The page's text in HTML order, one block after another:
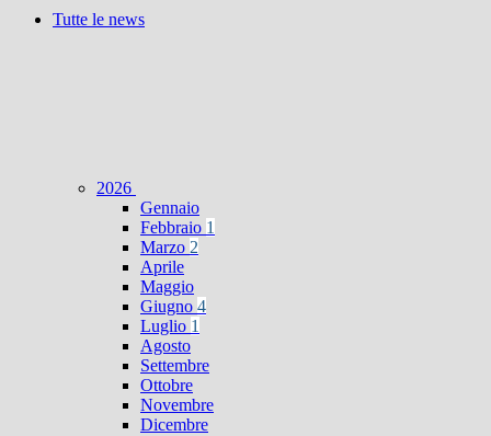
Tutte le news
2026
Gennaio
Febbraio 1
Marzo 2
Aprile
Maggio
Giugno 4
Luglio 1
Agosto
Settembre
Ottobre
Novembre
Dicembre